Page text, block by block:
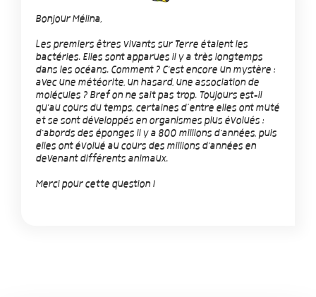
Bonjour Mélina,
Les premiers êtres vivants sur Terre étaient les
bactéries. Elles sont apparues il y a très longtemps
dans les océans. Comment ? C'est encore un mystère :
avec une météorite, un hasard, une association de
molécules ? Bref on ne sait pas trop. Toujours est-il
qu'au cours du temps, certaines d’entre elles ont muté
et se sont développés en organismes plus évolués :
d'abords des éponges il y a 800 millions d'années, puis
elles ont évolué au cours des millions d'années en
devenant différents animaux.
Merci pour cette question !